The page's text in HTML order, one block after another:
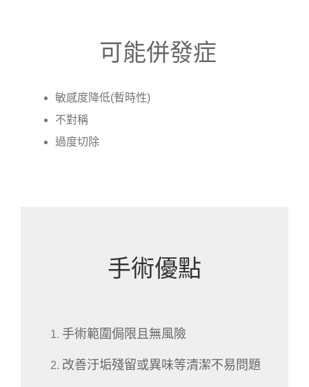
可能併發症
敏感度降低(暫時性)
不對稱
過度切除
手術優點
手術範圍侷限且無風險
改善汙垢殘留或異味等清潔不易問題